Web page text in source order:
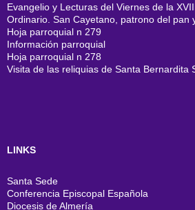
Evangelio y Lecturas del Viernes de la
Ordinario. San Cayetano, patrono del pan
Hoja parroquial n 279
Información parroquial
Hoja parroquial n 278
Visita de las reliquias de Santa Bernardita
LINKS
Santa Sede
Conferencia Episcopal Española
Diocesis de Almería